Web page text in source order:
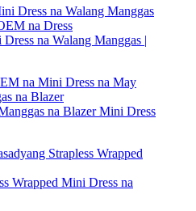
na Walang Manggas |
na Blazer Mini Dress
Wrapped Mini Dress na